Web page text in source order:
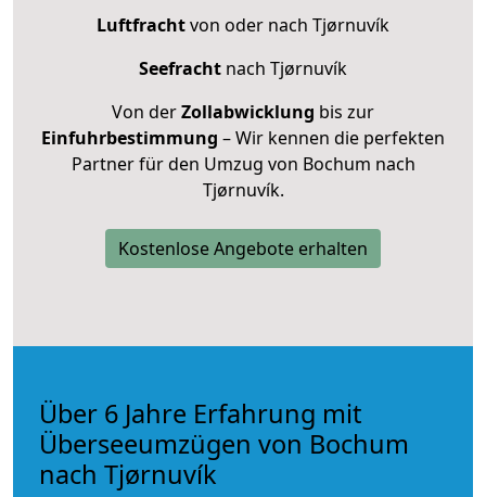
Luftfrachtvon oder nach Tjørnuvík
Seefracht nach Tjørnuvík
Von derZollabwicklung bis zur
Einfuhrbestimmung – Wir kennen die perfekten
Partner für den Umzug von Bochum nach
Tjørnuvík.
Kostenlose Angebote erhalten
Über 6 Jahre Erfahrung mit
Überseeumzügen von Bochum
nach Tjørnuvík